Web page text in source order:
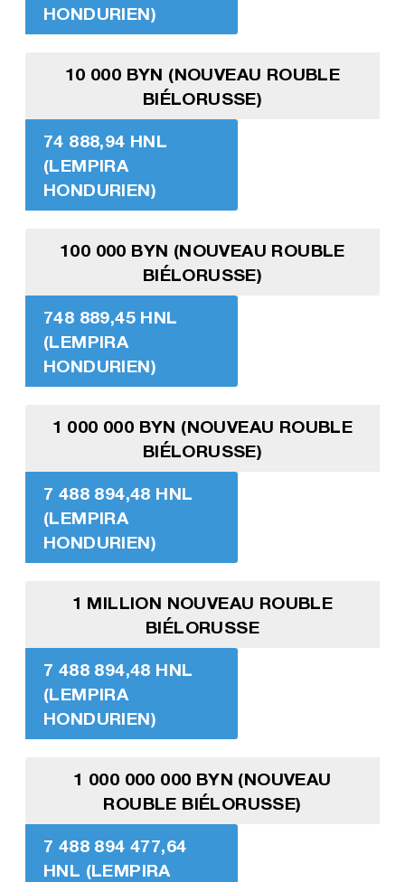
HONDURIEN)
10 000 BYN (NOUVEAU ROUBLE
BIÉLORUSSE)
74 888,94 HNL
(LEMPIRA
HONDURIEN)
100 000 BYN (NOUVEAU ROUBLE
BIÉLORUSSE)
748 889,45 HNL
(LEMPIRA
HONDURIEN)
1 000 000 BYN (NOUVEAU ROUBLE
BIÉLORUSSE)
7 488 894,48 HNL
(LEMPIRA
HONDURIEN)
1 MILLION NOUVEAU ROUBLE
BIÉLORUSSE
7 488 894,48 HNL
(LEMPIRA
HONDURIEN)
1 000 000 000 BYN (NOUVEAU
ROUBLE BIÉLORUSSE)
7 488 894 477,64
HNL (LEMPIRA